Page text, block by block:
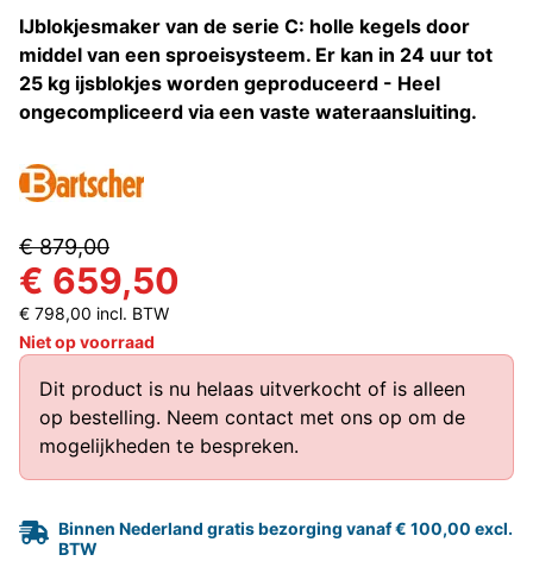
IJblokjesmaker van de serie C: holle kegels door
middel van een sproeisysteem. Er kan in 24 uur tot
25 kg ijsblokjes worden geproduceerd - Heel
ongecompliceerd via een vaste wateraansluiting.
€ 879,00
€ 659,50
€ 798,00 incl. BTW
Niet op voorraad
Dit product is nu helaas uitverkocht of is alleen
op bestelling. Neem contact met ons op om de
mogelijkheden te bespreken.
Binnen Nederland gratis bezorging vanaf € 100,00 excl.
BTW